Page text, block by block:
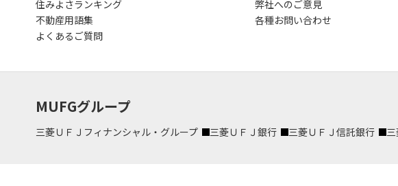
住みよさランキング
不動産用語集
よくあるご質問
弊社へのご意見
各種お問い合わせ
MUFGグループ
三菱ＵＦＪフィナンシャル・グループ 三菱ＵＦＪ銀行 三菱ＵＦＪ信託銀行